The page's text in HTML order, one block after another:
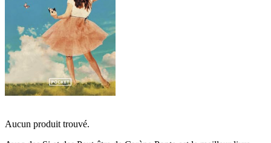
Aucun produit trouvé.